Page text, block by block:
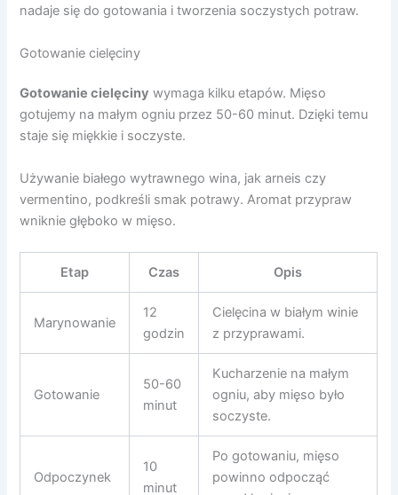
nadaje się do gotowania i tworzenia soczystych potraw.
Gotowanie cielęciny
Gotowanie cielęciny wymaga kilku etapów. Mięso
gotujemy na małym ogniu przez 50-60 minut. Dzięki temu
staje się miękkie i soczyste.
Używanie białego wytrawnego wina, jak arneis czy
vermentino, podkreśli smak potrawy. Aromat przypraw
wniknie głęboko w mięso.
Etap Czas Opis
Marynowanie
12
godzin
Cielęcina w białym winie
z przyprawami.
Gotowanie
50-60
minut
Kucharzenie na małym
ogniu, aby mięso było
soczyste.
Odpoczynek
10
minut
Po gotowaniu, mięso
powinno odpocząć